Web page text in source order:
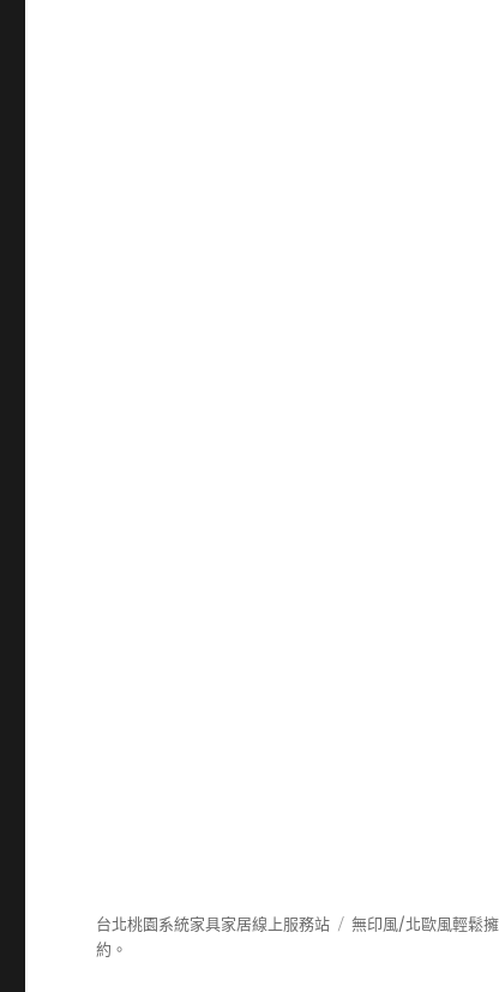
台北桃園系統家具家居線上服務站 無印風/北歐風輕鬆
約。